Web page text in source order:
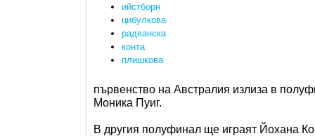
ийстборн
цибулкова
радванска
конта
плишкова
първенство на Австралия излиза в
Моника Пуиг.
В другия полуфинал ще играят Йохана